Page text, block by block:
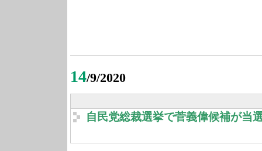
14/9/2020
自民党総裁選挙で菅義偉候補が当